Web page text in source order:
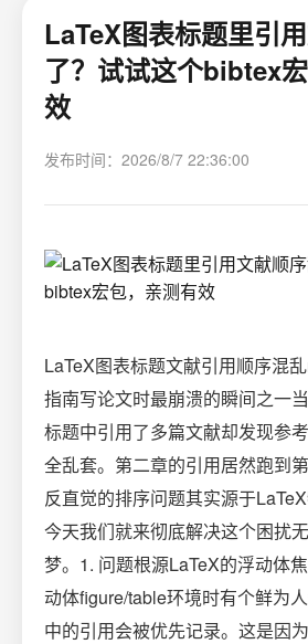
LaTeX图表标题里引
了？试试这个bibtex
效
发布时间：2026/8/7 22:36:00
LaTeX图表标题文献引用顺序混
指南写论文时最崩溃的瞬间之一
标题中引用了多篇文献却发现参
全乱套。第二章的引用居然跑到
反直觉的排序问题其实源于LaTeX
今天我们就来彻底解决这个困扰
梦。1. 问题根源LaTeX的浮动体
动体figure/table环境时有个鲜为
中的引用会被优先记录。这是因